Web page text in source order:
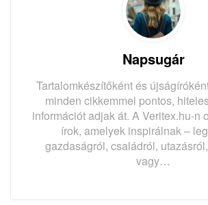
Napsugár
Tartalomkészítőként és
minden cikkemmel pontos,
információt adjak át. A Veritex.hu-n
írok, amelyek inspirálnak –
gazdaságról, családról,
vagy…